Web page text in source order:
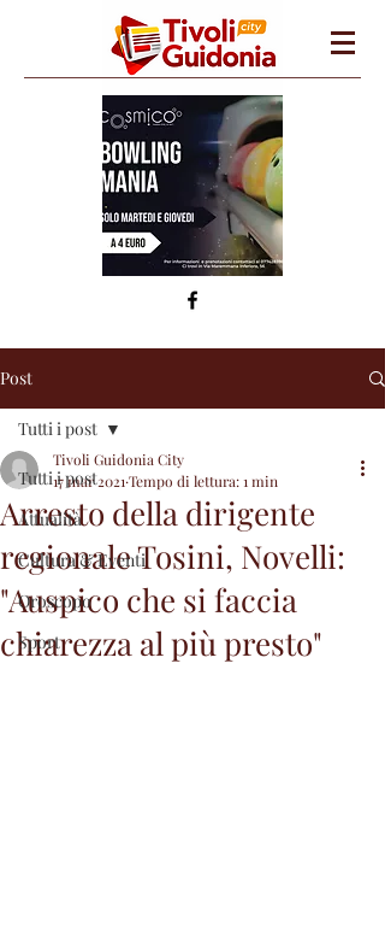
Post
Tutti i post
Attualità
Cultura & Eventi
Oroscopo
Sport
Tutti i post
Arresto della dirigente
regionale Tosini, Novelli:
"Auspico che si faccia
chiarezza al più presto"
Tivoli Guidonia City
17 mar 2021 Tempo di lettura: 1 min